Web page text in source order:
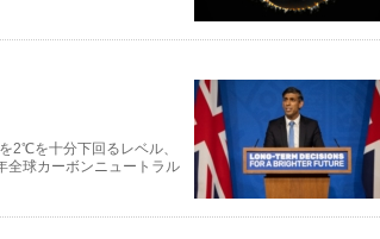
2℃を十分下回るレベル、
球カーボンニュートラル